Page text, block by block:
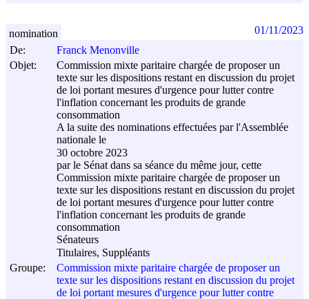
De:
Franck Menonville
Objet:
Commission mixte paritaire chargée de proposer un
texte sur les dispositions restant en discussion du projet
de loi portant mesures d'urgence pour lutter contre
l'inflation concernant les produits de grande
consommation
A la suite des nominations effectuées par l'Assemblée
nationale le
30 octobre 2023
par le Sénat dans sa séance du même jour, cette
Commission mixte paritaire chargée de proposer un
texte sur les dispositions restant en discussion du projet
de loi portant mesures d'urgence pour lutter contre
l'inflation concernant les produits de grande
consommation
Sénateurs
Titulaires, Suppléants
Groupe:
Commission mixte paritaire chargée de proposer un
texte sur les dispositions restant en discussion du projet
de loi portant mesures d'urgence pour lutter contre
nomination 01/11/2023